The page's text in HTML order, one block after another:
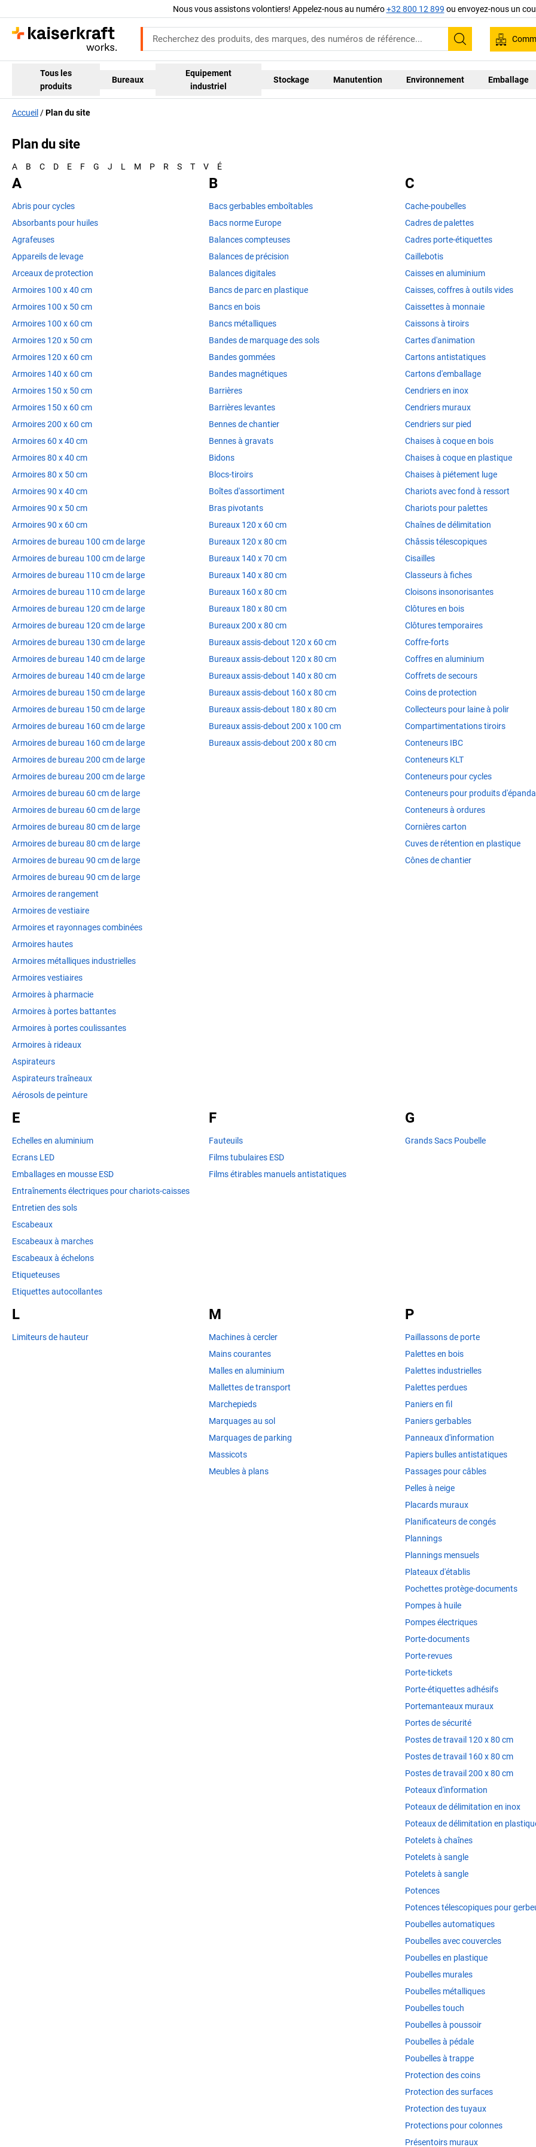
Nous vous assistons volontiers! Appelez-nous au numéro+32 800 12 899 ou envoyez-nous un
Recherche
Tous les
produits
Bureaux
Equipement
industriel
Stockage Manutention Environnement Emballage
Accueil Plan du site
Plan du site
A B C D E F G J L M P R S T V É
A
Abris pour cycles
Absorbants pour huiles
Agrafeuses
Appareils de levage
Arceaux de protection
Armoires 100 x 40 cm
Armoires 100 x 50 cm
Armoires 100 x 60 cm
Armoires 120 x 50 cm
Armoires 120 x 60 cm
Armoires 140 x 60 cm
Armoires 150 x 50 cm
Armoires 150 x 60 cm
Armoires 200 x 60 cm
Armoires 60 x 40 cm
Armoires 80 x 40 cm
Armoires 80 x 50 cm
Armoires 90 x 40 cm
Armoires 90 x 50 cm
Armoires 90 x 60 cm
Armoires de bureau 100 cm de large
Armoires de bureau 100 cm de large
Armoires de bureau 110 cm de large
Armoires de bureau 110 cm de large
Armoires de bureau 120 cm de large
Armoires de bureau 120 cm de large
Armoires de bureau 130 cm de large
Armoires de bureau 140 cm de large
Armoires de bureau 140 cm de large
Armoires de bureau 150 cm de large
Armoires de bureau 150 cm de large
Armoires de bureau 160 cm de large
Armoires de bureau 160 cm de large
Armoires de bureau 200 cm de large
Armoires de bureau 200 cm de large
Armoires de bureau 60 cm de large
Armoires de bureau 60 cm de large
Armoires de bureau 80 cm de large
Armoires de bureau 80 cm de large
Armoires de bureau 90 cm de large
Armoires de bureau 90 cm de large
Armoires de rangement
Armoires de vestiaire
Armoires et rayonnages combinées
Armoires hautes
Armoires métalliques industrielles
Armoires vestiaires
Armoires à pharmacie
Armoires à portes battantes
Armoires à portes coulissantes
Armoires à rideaux
Aspirateurs
Aspirateurs traîneaux
Aérosols de peinture
B
Bacs gerbables emboîtables
Bacs norme Europe
Balances compteuses
Balances de précision
Balances digitales
Bancs de parc en plastique
Bancs en bois
Bancs métalliques
Bandes de marquage des sols
Bandes gommées
Bandes magnétiques
Barrières
Barrières levantes
Bennes de chantier
Bennes à gravats
Bidons
Blocs-tiroirs
Boîtes d'assortiment
Bras pivotants
Bureaux 120 x 60 cm
Bureaux 120 x 80 cm
Bureaux 140 x 70 cm
Bureaux 140 x 80 cm
Bureaux 160 x 80 cm
Bureaux 180 x 80 cm
Bureaux 200 x 80 cm
Bureaux assis-debout 120 x 60 cm
Bureaux assis-debout 120 x 80 cm
Bureaux assis-debout 140 x 80 cm
Bureaux assis-debout 160 x 80 cm
Bureaux assis-debout 180 x 80 cm
Bureaux assis-debout 200 x 100 cm
Bureaux assis-debout 200 x 80 cm
C
Cache-poubelles
Cadres de palettes
Cadres porte-étiquettes
Caillebotis
Caisses en aluminium
Caisses, coffres à outils vides
Caissettes à monnaie
Caissons à tiroirs
Cartes d'animation
Cartons antistatiques
Cartons d'emballage
Cendriers en inox
Cendriers muraux
Cendriers sur pied
Chaises à coque en bois
Chaises à coque en plastique
Chaises à piétement luge
Chariots avec fond à ressort
Chariots pour palettes
Chaînes de délimitation
Châssis télescopiques
Cisailles
Classeurs à fiches
Cloisons insonorisantes
Clôtures en bois
Clôtures temporaires
Coffre-forts
Coffres en aluminium
Coffrets de secours
Coins de protection
Collecteurs pour laine à polir
Compartimentations tiroirs
Conteneurs IBC
Conteneurs KLT
Conteneurs pour cycles
Conteneurs pour produits
Conteneurs à ordures
Cornières carton
Cuves de rétention en plastique
Cônes de chantier
E
Echelles en aluminium
Ecrans LED
Emballages en mousse ESD
Entraînements électriques pour chariots-caisses
Entretien des sols
Escabeaux
Escabeaux à marches
Escabeaux à échelons
Etiqueteuses
Etiquettes autocollantes
F
Fauteuils
Films tubulaires ESD
Films étirables manuels antistatiques
G
Grands Sacs Poubelle
L
Limiteurs de hauteur
M
Machines à cercler
Mains courantes
Malles en aluminium
Mallettes de transport
Marchepieds
Marquages au sol
Marquages de parking
Massicots
Meubles à plans
P
Paillassons de porte
Palettes en bois
Palettes industrielles
Palettes perdues
Paniers en fil
Paniers gerbables
Panneaux d'information
Papiers bulles antistatiques
Passages pour câbles
Pelles à neige
Placards muraux
Planificateurs de congés
Plannings
Plannings mensuels
Plateaux d'établis
Pochettes protège-documents
Pompes à huile
Pompes électriques
Porte-documents
Porte-revues
Porte-tickets
Porte-étiquettes adhésifs
Portemanteaux muraux
Portes de sécurité
Postes de travail 120 x 80 cm
Postes de travail 160 x 80 cm
Postes de travail 200 x 80 cm
Poteaux d'information
Poteaux de délimitation en inox
Poteaux de délimitation en
Potelets à chaînes
Potelets à sangle
Potelets à sangle
Potences
Potences télescopiques pour
Poubelles automatiques
Poubelles avec couvercles
Poubelles en plastique
Poubelles murales
Poubelles métalliques
Poubelles touch
Poubelles à poussoir
Poubelles à pédale
Poubelles à trappe
Protection des coins
Protection des surfaces
Protection des tuyaux
Protections pour colonnes
Présentoirs muraux